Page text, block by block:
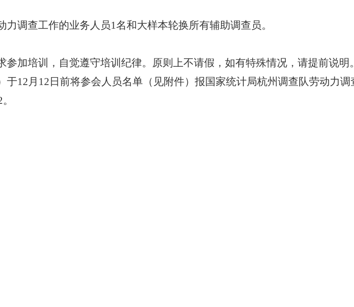
力调查工作的业务人 员1名和大样本轮换所有辅助调查员。
参加培训，自觉遵守培训纪律。原则上不请假，如有特殊情况，请提前说明
于12月12日前将参会人员名单（见附件）报国家统计局杭州调查队劳动力调